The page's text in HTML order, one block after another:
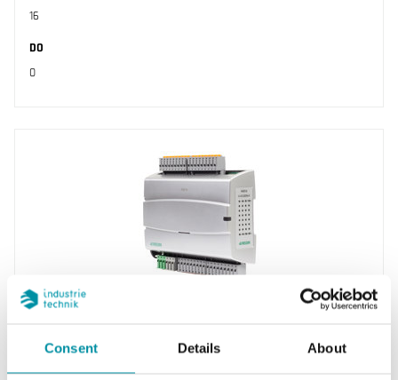
Consent Details About
16
DO
0
REGIN
Add:io, 32 ingressi digitali DIb (collegato a GND)